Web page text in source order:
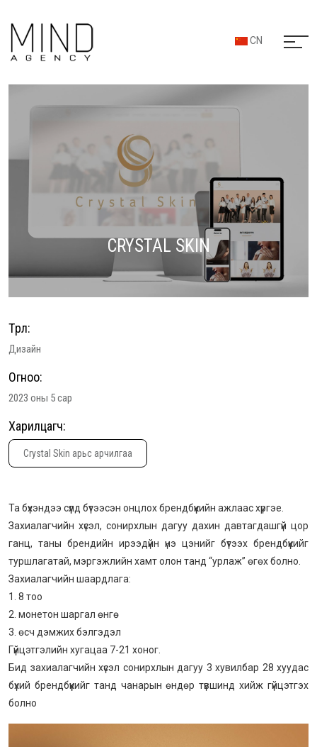
CN
CRYSTAL SKIN
Төрөл:
Дизайн
Огноо:
2023 оны 5 сар
Харилцагч:
Crystal Skin арьс арчилгаа
Та бүхэндээ сүүлд бүтээсэн онцлох брендбүүкийн ажлаас хүргэе.
Захиалагчийн хүсэл, сонирхлын дагуу дахин давтагдашгүй цор
ганц, таны брендийн ирээдүйн үнэ цэнийг бүтээх брендбүүкийг
туршлагатай, мэргэжлийн хамт олон танд “урлаж” өгөх болно.
Захиалагчийн шаардлага:
1. 8 тоо
2. монетон шаргал өнгө
3. өсч дэмжих бэлгэдэл
Гүйцэтгэлийн хугацаа 7-21 хоног.
Бид захиалагчийн хүсэл сонирхлын дагуу 3 хувилбар 28 хуудас
бүхий брендбүүкийг танд чанарын өндөр түвшинд хийж гүйцэтгэх
болно